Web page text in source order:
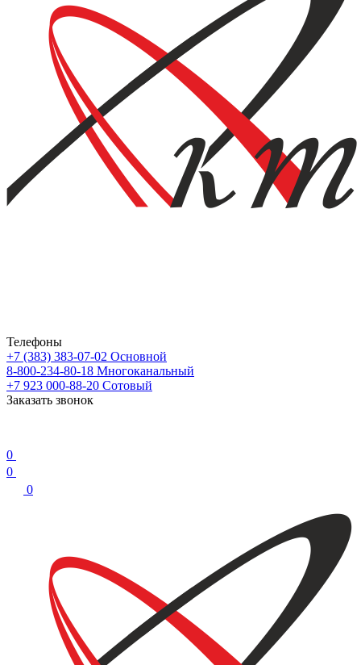
Телефоны
+7 (383) 383-07-02 Основной
8-800-234-80-18 Многоканальный
+7 923 000-88-20 Сотовый
Заказать звонок
0
0
0